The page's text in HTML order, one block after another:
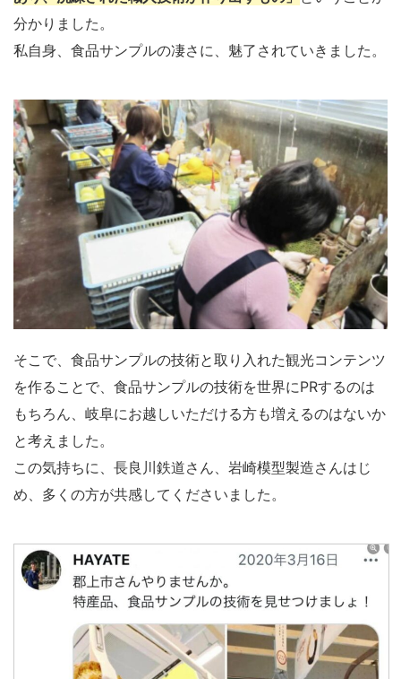
分かりました。
私自身、食品サンプルの凄さに、魅了されていきました。
そこで、食品サンプルの技術と取り入れた観光コンテンツ
を作ることで、食品サンプルの技術を世界にPRするのは
もちろん、岐阜にお越しいただける方も増えるのはないか
と考えました。
この気持ちに、長良川鉄道さん、岩崎模型製造さんはじ
め、多くの方が共感してくださいました。